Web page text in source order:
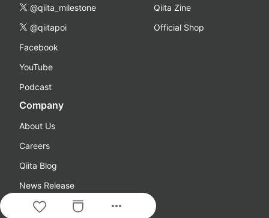
more_horiz
@qiita_milestone
@qiitapoi
Facebook
YouTube
Podcast
Qiita Zine
Official Shop
Company
About Us
Careers
Qiita Blog
News Release